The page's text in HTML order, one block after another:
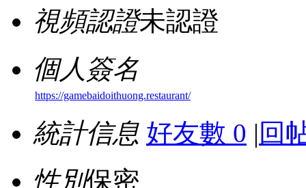
視頻認證未認證
個人簽名
https://gamebaidoithuong.restaurant/
統計信息 好友數 0 | 回
性別保密